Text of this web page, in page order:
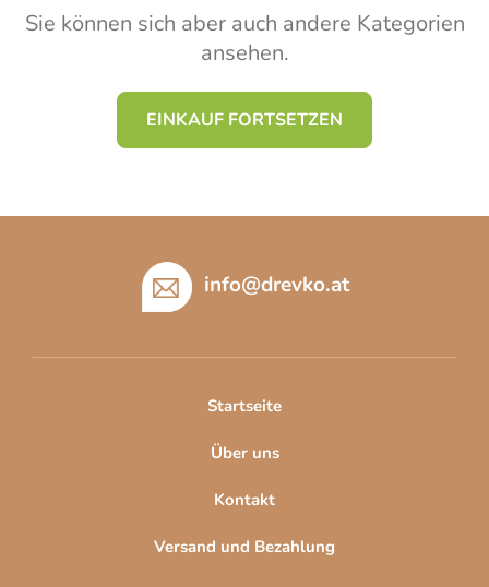
Sie können sich aber auch andere Kategorien
ansehen.
EINKAUF FORTSETZEN
info@drevko.at
Startseite
Über uns
Kontakt
Versand und Bezahlung